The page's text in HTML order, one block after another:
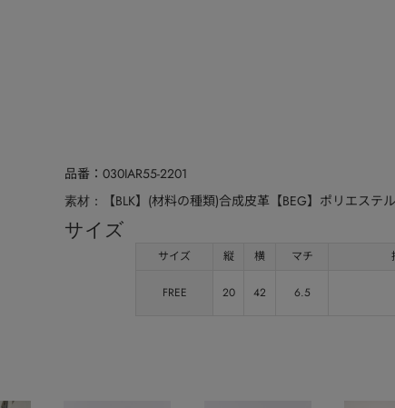
品番 030IAR55-2201
素材 【BLK】(材料の種類)合成皮革【BEG】ポリエステ
サイズ
サイズ 縦 横 マチ
FREE 20 42 6.5